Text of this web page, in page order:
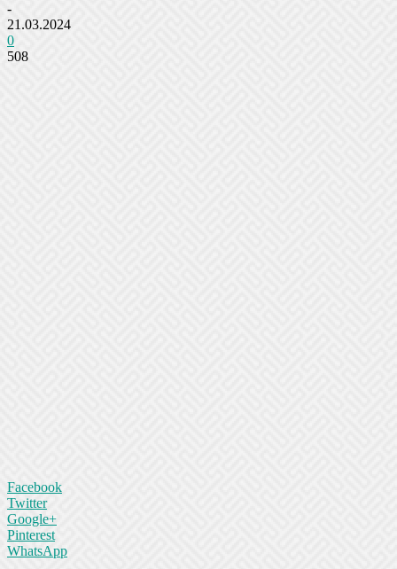
-
21.03.2024
0
508
Facebook
Twitter
Google+
Pinterest
WhatsApp